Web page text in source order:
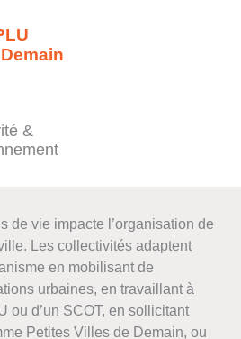
&
de vie impacte l’organisation de
Les collectivités adaptent
en mobilisant de
urbaines, en travaillant à
ou d’un SCOT, en sollicitant
Petites Villes de Demain, ou